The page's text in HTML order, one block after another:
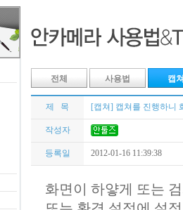
전체 사용법 캡
제 목 [캡쳐] 캡쳐를 진행하니
작성자
등록일 2012-01-16 11:39:38
화면이 하얗게 또는